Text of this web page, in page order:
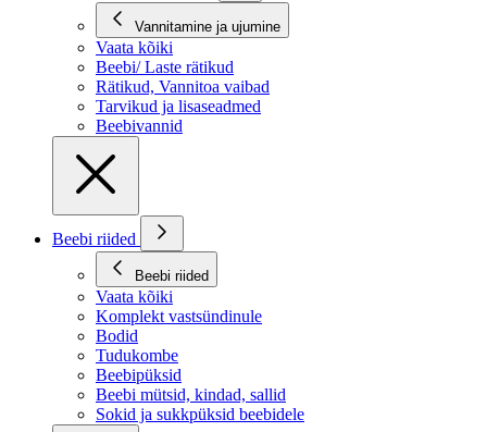
Vannitamine ja ujumine
Vaata kõiki
Beebi/ Laste rätikud
Rätikud, Vannitoa vaibad
Tarvikud ja lisaseadmed
Beebivannid
Beebi riided
Beebi riided
Vaata kõiki
Komplekt vastsündinule
Bodid
Tudukombe
Beebipüksid
Beebi mütsid, kindad, sallid
Sokid ja sukkpüksid beebidele